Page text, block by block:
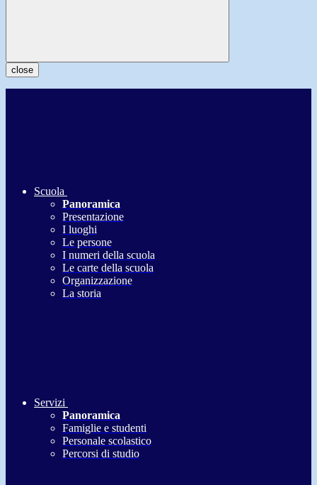
close
Scuola
Panoramica
Presentazione
I luoghi
Le persone
I numeri della scuola
Le carte della scuola
Organizzazione
La storia
Servizi
Panoramica
Famiglie e studenti
Personale scolastico
Percorsi di studio